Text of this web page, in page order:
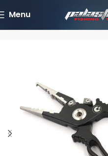
Menu